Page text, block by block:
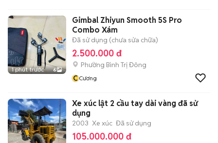
1 phút trước 6
Gimbal Zhiyun Smooth 5S Pro
Combo Xám
Đã sử dụng (chưa sửa chữa)
2.500.000 đ
Phường Bình Trị Đông
CCương
Xe xúc lật 2 cầu tay dài vàng đã sử
dụng
2003 Xe xúc Đã sử dụng
105.000.000 đ